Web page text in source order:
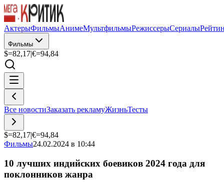
АктерыФильмыАнимеМультфильмыРежиссерыСериалы
Фильмы
$=82,17|€=94,84
Все новостиЗаказать рекламуЖизньТесты
$=82,17|€=94,84
Фильмы24.02.2024 в 10:44
10 лучших индийских боевиков 2024 года для
поклонников жанра